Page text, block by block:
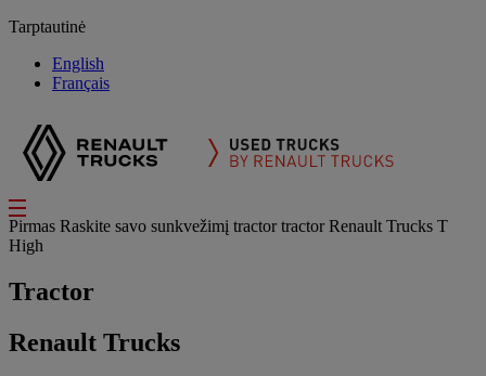
Tarptautinė
English
Français
Pirmas Raskite savo sunkvežimį tractortractor Renault Trucks T
High
Tractor
Renault Trucks